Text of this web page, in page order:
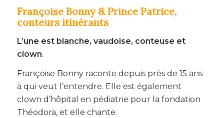
Françoise Bonny & Prince Patrice,
conteurs itinérants
L’une est blanche, vaudoise, conteuse et
clown.
Françoise Bonny raconte depuis près de 15 ans
à qui veut l’entendre. Elle est également
clown d’hôpital en pédiatrie pour la fondation
Théodora, et elle chante.